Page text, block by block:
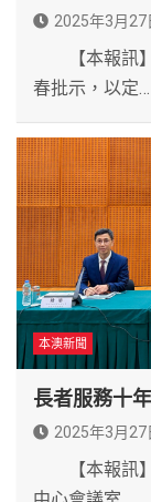
2025年3月27
【本報訊】
春批示，以定…
本澳新聞
長者服務十
2025年3月27
【本報訊】